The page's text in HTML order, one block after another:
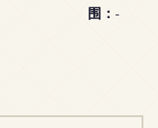
围： -